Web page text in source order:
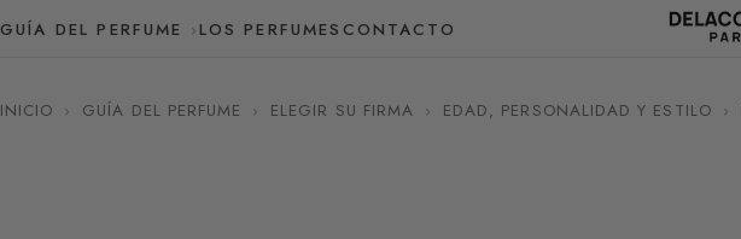
GUÍA DEL PERFUME LOS PERFUMES CONTACTO
INICIO › GUÍA DEL PERFUME › ELEGIR SU FIRMA › EDAD, PERSONALIDAD Y ESTILO ›